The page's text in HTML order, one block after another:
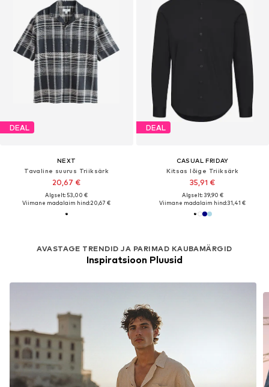
DEAL
NEXT
Tavaline suurus Triiksärk
20,67 €
Algselt: 53,00 €
Viimane madalaim hind:20,67 €
DEAL
CASUAL FRIDAY
Kitsas lõige Triiksärk
35,91 €
Algselt: 39,90 €
Viimane madalaim hind:31,41 €
AVASTAGE TRENDID JA PARIMAD KAUBAMÄRGID
Inspiratsioon Pluusid